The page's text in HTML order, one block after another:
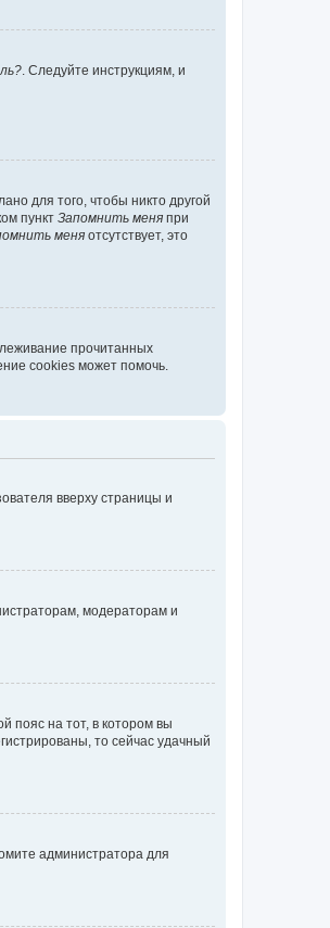
. Следуйте инструкциям, и
для того, чтобы никто другой
пункт Запомнить меня при
меня отсутствует, это
прочитанных
cookies может помочь.
вверху страницы и
модераторам и
пояс на тот, в котором вы
то сейчас удачный
администратора для